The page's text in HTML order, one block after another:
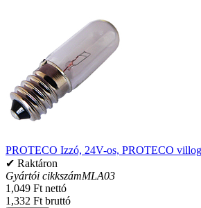
PROTECO Izzó, 24V-os, PROTECO
✔ Raktáron
Gyártói cikkszámMLA03
1,049 Ft nettó
1,332 Ft bruttó